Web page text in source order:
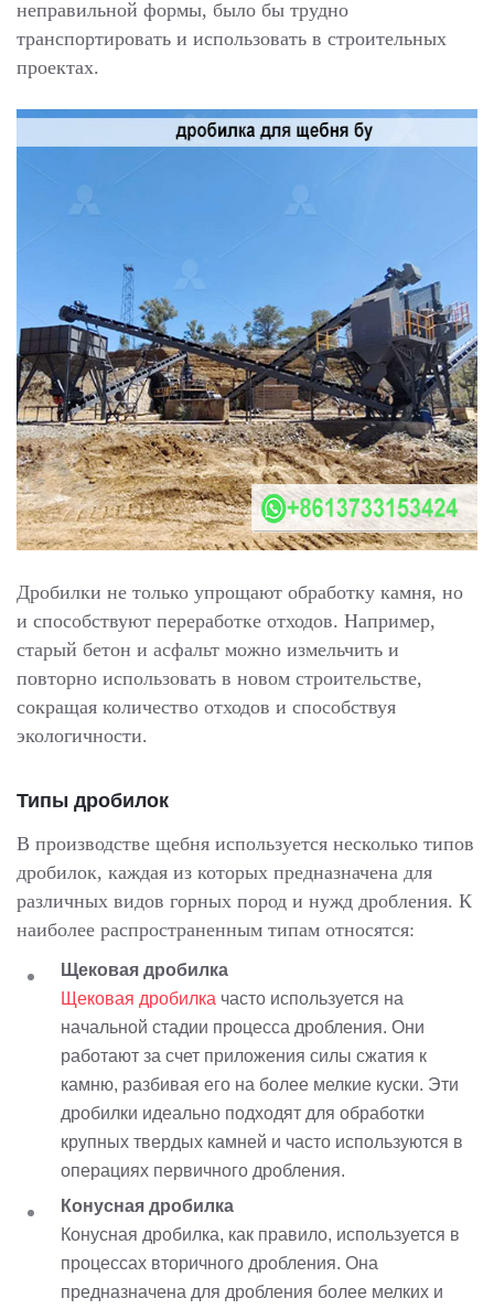
неправильной формы, было бы трудно
транспортировать и использовать в строительных
проектах.
Дробилки не только упрощают обработку камня, но
и способствуют переработке отходов. Например,
старый бетон и асфальт можно измельчить и
повторно использовать в новом строительстве,
сокращая количество отходов и способствуя
экологичности.
Типы дробилок
В производстве щебня используется несколько типов
дробилок, каждая из которых предназначена для
различных видов горных пород и нужд дробления. К
наиболее распространенным типам относятся:
Щековая дробилка
Щековая дробилка часто используется на
начальной стадии процесса дробления. Они
работают за счет приложения силы сжатия к
камню, разбивая его на более мелкие куски. Эти
дробилки идеально подходят для обработки
крупных твердых камней и часто используются в
операциях первичного дробления.
Конусная дробилка
Конусная дробилка, как правило, используется в
процессах вторичного дробления. Она
предназначена для дробления более мелких и